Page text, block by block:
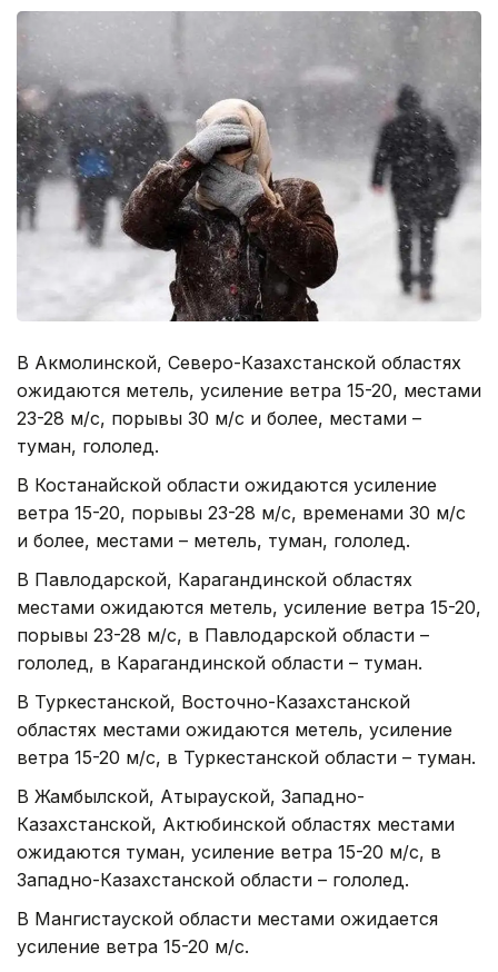
В Акмолинской, Северо-Казахстанской областях
ожидаются метель, усиление ветра 15-20, местами
23-28 м/с, порывы 30 м/с и более, местами –
туман, гололед.
В Костанайской области ожидаются усиление
ветра 15-20, порывы 23-28 м/с, временами 30 м/с
и более, местами – метель, туман, гололед.
В Павлодарской, Карагандинской областях
местами ожидаются метель, усиление ветра 15-20,
порывы 23-28 м/с, в Павлодарской области –
гололед, в Карагандинской области – туман.
В Туркестанской, Восточно-Казахстанской
областях местами ожидаются метель, усиление
ветра 15-20 м/с, в Туркестанской области – туман.
В Жамбылской, Атырауской, Западно-
Казахстанской, Актюбинской областях местами
ожидаются туман, усиление ветра 15-20 м/с, в
Западно-Казахстанской области – гололед.
В Мангистауской области местами ожидается
усиление ветра 15-20 м/с.